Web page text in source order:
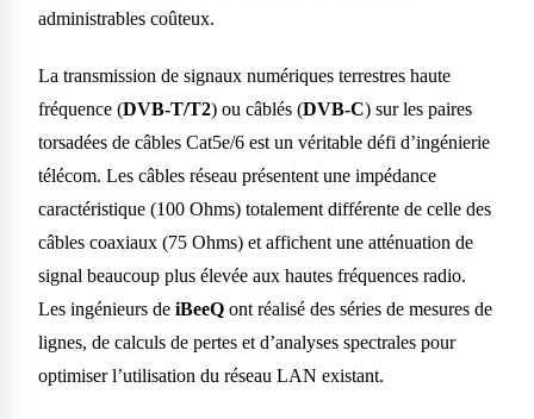
administrables coûteux.
La transmission de signaux numériques terrestres haute
fréquence (DVB-T/T2) ou câblés (DVB-C) sur les paires
torsadées de câbles Cat5e/6 est un véritable défi d’ingénierie
télécom. Les câbles réseau présentent une impédance
caractéristique (100 Ohms) totalement différente de celle des
câbles coaxiaux (75 Ohms) et affichent une atténuation de
signal beaucoup plus élevée aux hautes fréquences radio.
Les ingénieurs de iBeeQ ont réalisé des séries de mesures de
lignes, de calculs de pertes et d’analyses spectrales pour
optimiser l’utilisation du réseau LAN existant.